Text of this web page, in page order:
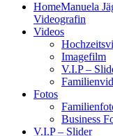
HomeManuela
Videografin
Videos
Imagefilm
V.I.P –
Fotos
Business
V.I.P – Slider